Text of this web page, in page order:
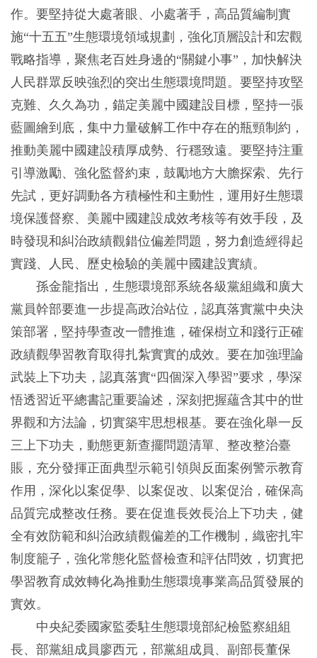
作。要堅持從大處著眼、小處著手，高品質編制實
施“十五五”生態環境領域規劃，強化頂層設計和宏觀
戰略指導，聚焦老百姓身邊的“關鍵小事”，加快解決
人民群眾反映強烈的突出生態環境問題。要堅持攻堅
克難、久久為功，錨定美麗中國建設目標，堅持一張
藍圖繪到底，集中力量破解工作中存在的瓶頸制約，
推動美麗中國建設積厚成勢、行穩致遠。要堅持注重
引導激勵、強化監督約束，鼓勵地方大膽探索、先行
先試，更好調動各方積極性和主動性，運用好生態環
境保護督察、美麗中國建設成效考核等有效手段，及
時發現和糾治政績觀錯位偏差問題，努力創造經得起
實踐、人民、歷史檢驗的美麗中國建設實績。
孫金龍指出，生態環境部系統各級黨組織和廣大
黨員幹部要進一步提高政治站位，認真落實黨中央決
策部署，堅持學查改一體推進，確保樹立和踐行正確
政績觀學習教育取得扎紮實實的成效。要在加強理論
武裝上下功夫，認真落實“四個深入學習”要求，學深
悟透習近平總書記重要論述，深刻把握蘊含其中的世
界觀和方法論，切實築牢思想根基。要在強化舉一反
三上下功夫，動態更新查擺問題清單、整改整治臺
賬，充分發揮正面典型示範引領與反面案例警示教育
作用，深化以案促學、以案促改、以案促治，確保高
品質完成整改任務。要在促進長效長治上下功夫，健
全有效防範和糾治政績觀偏差的工作機制，織密扎牢
制度籠子，強化常態化監督檢查和評估問效，切實把
學習教育成效轉化為推動生態環境事業高品質發展的
實效。
中央紀委國家監委駐生態環境部紀檢監察組組
長、部黨組成員廖西元，部黨組成員、副部長董保